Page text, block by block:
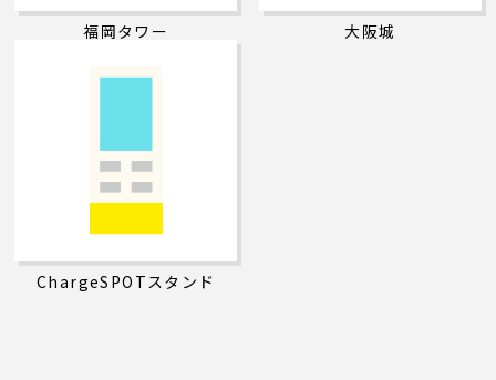
福岡タワー 大阪城
ChargeSPOTスタンド